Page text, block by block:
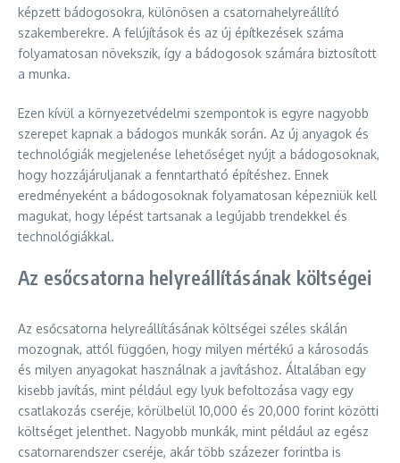
képzett bádogosokra, különösen a csatornahelyreállító
szakemberekre. A felújítások és az új építkezések száma
folyamatosan növekszik, így a bádogosok számára biztosított
a munka.
Ezen kívül a környezetvédelmi szempontok is egyre nagyobb
szerepet kapnak a bádogos munkák során. Az új anyagok és
technológiák megjelenése lehetőséget nyújt a bádogosoknak,
hogy hozzájáruljanak a fenntartható építéshez. Ennek
eredményeként a bádogosoknak folyamatosan képezniük kell
magukat, hogy lépést tartsanak a legújabb trendekkel és
technológiákkal.
Az esőcsatorna helyreállításának költségei
Az esőcsatorna helyreállításának költségei széles skálán
mozognak, attól függően, hogy milyen mértékű a károsodás
és milyen anyagokat használnak a javításhoz. Általában egy
kisebb javítás, mint például egy lyuk befoltozása vagy egy
csatlakozás cseréje, körülbelül 10,000 és 20,000 forint közötti
költséget jelenthet. Nagyobb munkák, mint például az egész
csatornarendszer cseréje, akár több százezer forintba is